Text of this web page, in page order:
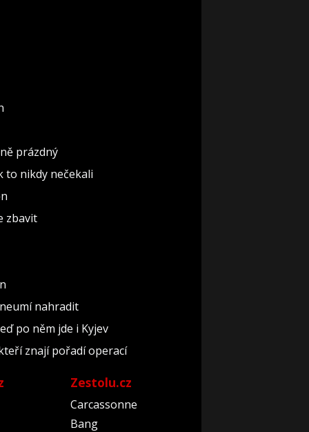
prázdný
to nikdy nečekali
zbavit
nahradit
po něm jde i Kyjev
znají pořadí operací
Zestolu.cz
Carcassonne
Bang